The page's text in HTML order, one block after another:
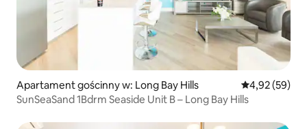
Apartament gościnny w: Long Bay Hills Średnia
4,92 (59)
SunSeaSand 1Bdrm Seaside Unit B – Long Bay Hills